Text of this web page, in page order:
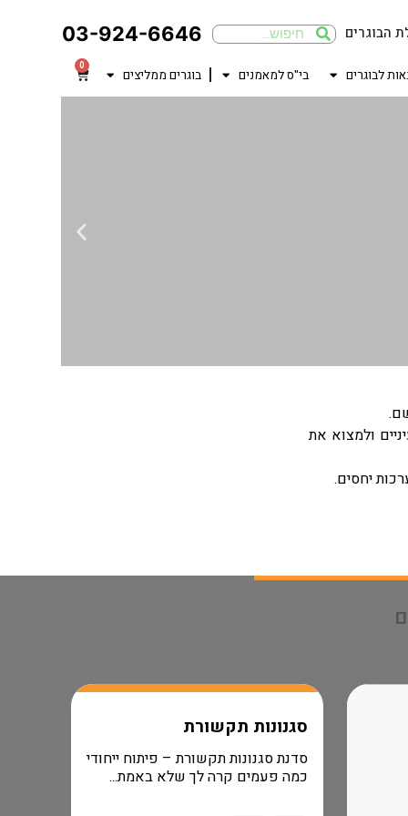
הבוגרים 03-924-6646
לבוגרים בי"ס למאמנים בוגרים ממליצים
0
ולמצוא את
יחסים.
סגנונות תקשורת
סדנת סגנונות תקשורת – פיתוח ייחודי
כמה פעמים קרה לך שלא באמת...